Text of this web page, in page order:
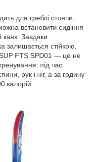
для греблі стоячи,
встановити сидіння
каяк. Завдяки
залишається стійкою,
FTS SPD01 — це не
під час
рук і ніг, а за годину
калорій.